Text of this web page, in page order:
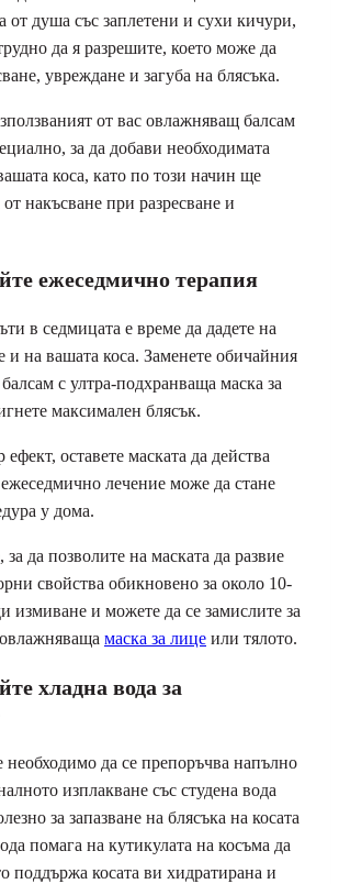
от душа със заплетени и сухи кичури,
да я разрешите, което може да
увреждане и загуба на блясъка.
от вас овлажняващ балсам
за да добави необходимата
коса, като по този начин ще
накъсване при разресване и
ежеседмично терапия
в седмицата е време да дадете на
и на вашата коса. Заменете обичайния
с ултра-подхранваща маска за
максимален блясък.
оставете маската да действа
лечение може да стане
у дома.
да позволите на маската да развие
свойства обикновено за около 10-
измиване и можете да се замислите за
маска за лице или тялото.
хладна вода за
необходимо да се препоръчва напълно
изплакване със студена вода
за запазване на блясъка на косата
помага на кутикулата на косъма да
поддържа косата ви хидратирана и